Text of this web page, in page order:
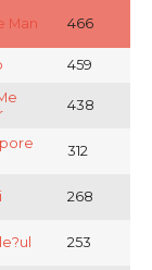
Man 466
459
438
312
268
253